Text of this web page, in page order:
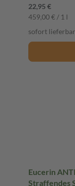
22,95 €
459,00 € / 1 l
sofort lieferbar
Eucerin
Straffendes